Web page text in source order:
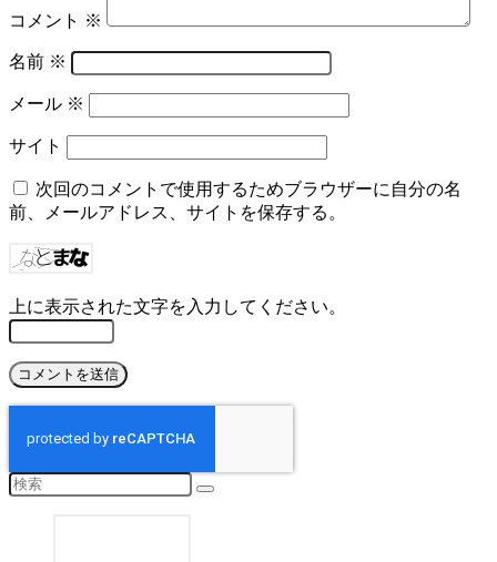
コメント ※
名前 ※
メール ※
サイト
次回のコメントで使用するためブラウザーに自分の名
前、メールアドレス、サイトを保存する。
上に表示された文字を入力してください。